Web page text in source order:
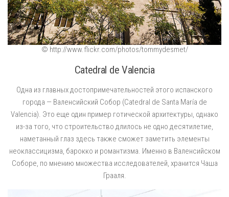
© http://www.flickr.com/photos/tommydesmet/
Catedral de Valencia
Одна из главных достопримечательностей этого испанского
города — Валенсийский Собор (Catedral de Santa María de
Valencia). Это еще один пример готической архитектуры, однако
из-за того, что строительство длилось не одно десятилетие,
наметанный глаз здесь также сможет заметить элементы
неоклассицизма, барокко и романтизма. Именно в Валенсийском
Соборе, по мнению множества исследователей, хранится Чаша
Грааля.